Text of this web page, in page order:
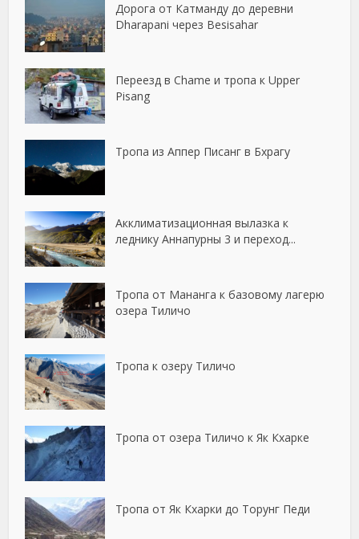
Дорога от Катманду до деревни
Dharapani через Besisahar
Переезд в Chame и тропа к Upper
Pisang
Тропа из Аппер Писанг в Бхрагу
Акклиматизационная вылазка к
леднику Аннапурны 3 и переход...
Тропа от Мананга к базовому лагерю
озера Тиличо
Тропа к озеру Тиличо
Тропа от озера Тиличо к Як Кхарке
Тропа от Як Кхарки до Торунг Педи